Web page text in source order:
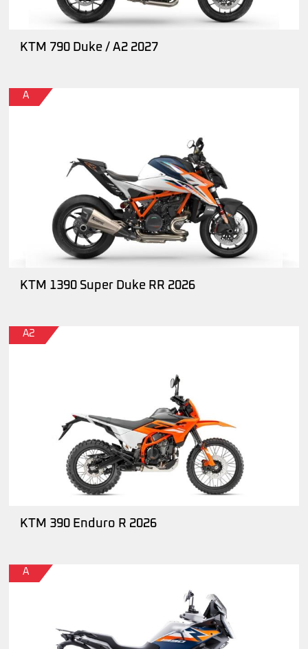
KTM 790 Duke / A2 2027
A
KTM 1390 Super Duke RR 2026
A2
KTM 390 Enduro R 2026
A